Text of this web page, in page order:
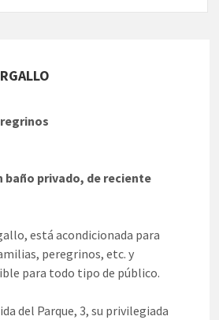
baño privado, de reciente
está acondicionada para
peregrinos, etc. y
para todo tipo de público.
del Parque, 3, su privilegiada